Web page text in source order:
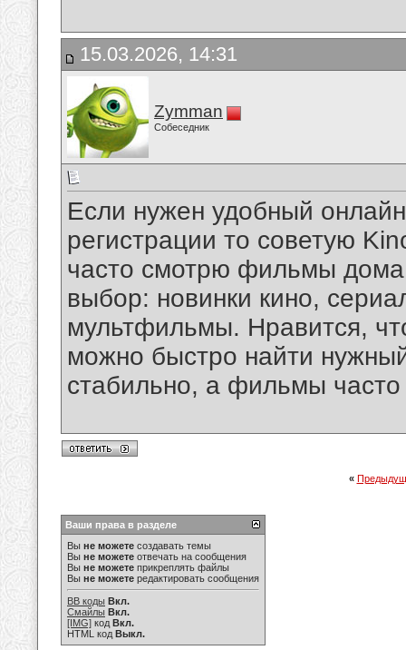
15.03.2026, 14:31
Zymman
Собеседник
Если нужен удобный
регистрации то советую
часто смотрю фильмы
выбор: новинки кино,
мультфильмы. Нравится,
можно быстро найти
стабильно, а фильмы
«
Ваши права в разделе
Вы не можете создавать темы
Вы не можете отвечать на сообщения
Вы не можете прикреплять файлы
Вы не можете редактировать сообщения
BB коды Вкл.
Смайлы Вкл.
[IMG] код Вкл.
HTML код Выкл.